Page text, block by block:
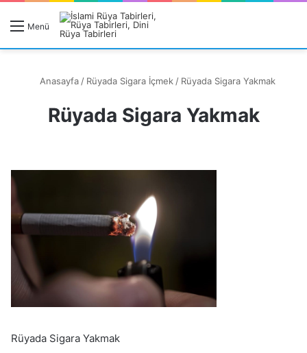
Menü
Anasayfa / Rüyada Sigara İçmek / Rüyada Sigara Yakmak
Rüyada Sigara Yakmak
Rüyada Sigara Yakmak